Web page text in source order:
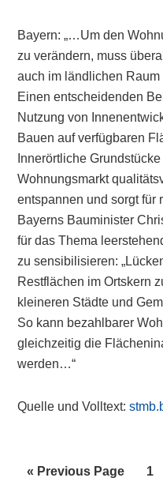
Bayern: „…Um den
zu verändern, muss
auch im ländlichen
Einen entscheidenden
Nutzung von
Bauen auf verfügbaren
Innerörtliche
Wohnungsmarkt
entspannen und sorgt für
Bayerns Bauminister
für das Thema
zu sensibilisieren:
Restflächen im Ortskern
kleineren Städte und
So kann bezahlbarer
gleichzeitig die
werden…“
Quelle und Volltext:
« Go
Previous Page 1